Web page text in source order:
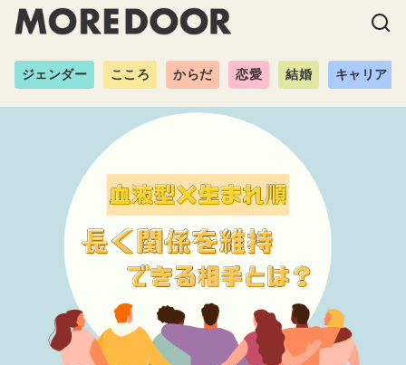
ジェンダー こころ からだ 恋愛 結婚 キャリア